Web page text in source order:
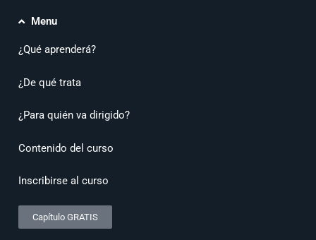
Menu
¿Qué aprenderá?
¿De qué trata
¿Para quién va dirigido?
Contenido del curso
Inscribirse al curso
Capítulo GRATIS